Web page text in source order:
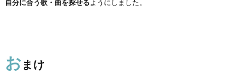
自分に合う歌・曲を探せるようにしました。
おまけ